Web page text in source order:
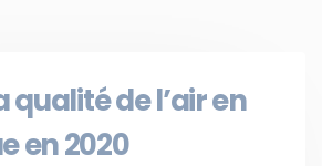
qualité de l’air en
en 2020